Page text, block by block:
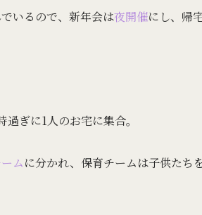
いるので、新年会は夜開催にし、帰
ぎに1人のお宅に集合。
ムに分かれ、保育チームは子供たち